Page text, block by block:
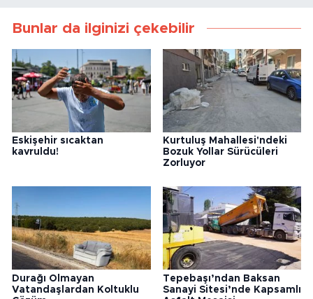
Bunlar da ilginizi çekebilir
Eskişehir sıcaktan
kavruldu!
Kurtuluş Mahallesi'ndeki
Bozuk Yollar Sürücüleri
Zorluyor
Durağı Olmayan
Vatandaşlardan Koltuklu
Tepebaşı’ndan Baksan
Sanayi Sitesi’nde Kapsamlı